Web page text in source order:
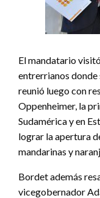
El mandatario
entrerrianos donde
reunió luego con
Oppenheimer, la
Sudamérica y en
lograr la apertura
mandarinas y
Bordet además
vicegobernador